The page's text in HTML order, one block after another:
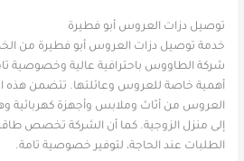
توصيل دزات العروس أبو فطيرة
خدمة توصيل دزات العروس أبو فطيرة من
شركة الطاووس باحترافية عالية وخصوصية
أهمية خاصة للعروس وعائلتها. تتضمن هذه
العروس من أثاث وملابس وأجهزة كهربائية
إلى منزل الزوجية. كما أن الشركة تخصص
الطلبات عند الحاجة، لتوفير خصوصية تامة.